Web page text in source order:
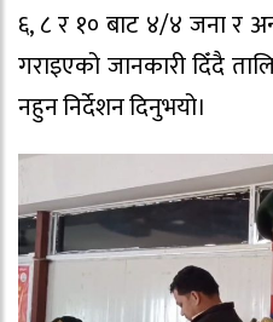
६, ८ र १० बाट ४/४ जना र
गराइएको जानकारी दिँदै
नहुन निर्देशन दिनुभयो।